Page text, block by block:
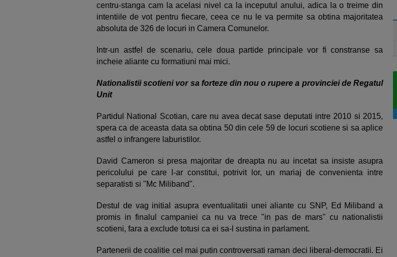
centru-stanga cam la acelasi nivel ca la inceputul anului, adica la o treime din
intentiile de vot pentru fiecare, ceea ce nu le va permite sa obtina majoritatea
absoluta de 326 de locuri in Camera Comunelor.
Intr-un astfel de scenariu, cele doua partide principale vor fi constranse sa
incheie aliante cu formatiuni mai mici.
Nationalistii scotieni vor sa forteze din nou o rupere a provinciei de Regatul
Unit
Partidul National Scotian, care nu avea decat sase deputati intre 2010 si 2015,
spera ca de aceasta data sa obtina 50 din cele 59 de locuri scotiene si sa aplice
astfel o infrangere laburistilor.
David Cameron si presa majoritar de dreapta nu au incetat sa insiste asupra
pericolului pe care l-ar constitui, potrivit lor, un mariaj de convenienta intre
separatisti si "Mc Miliband".
Destul de vag initial asupra eventualitatii unei aliante cu SNP, Ed Miliband a
promis in finalul campaniei ca nu va trece "in pas de mars" cu nationalistii
scotieni, fara a exclude totusi ca ei sa-l sustina in parlament.
Partenerii de coalitie cel mai putin controversati raman deci liberal-democratii. Ei